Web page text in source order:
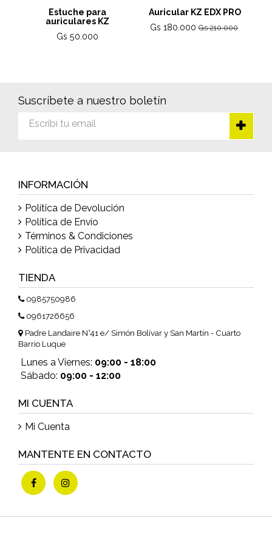
Estuche para
auriculares KZ
Gs 50.000
Auricular KZ EDX PRO
Gs 180.000 Gs 210.000
Suscríbete a nuestro boletín
INFORMACIÓN
Política de Devolución
Política de Envío
Términos & Condiciones
Política de Privacidad
TIENDA
0985750986
0961726656
Padre Landaire N°41 e/ Simón Bolívar y San Martín - Cuarto
Barrio Luque
Lunes a Viernes: 09:00 - 18:00
Sábado: 09:00 - 12:00
MI CUENTA
Mi Cuenta
MANTENTE EN CONTACTO